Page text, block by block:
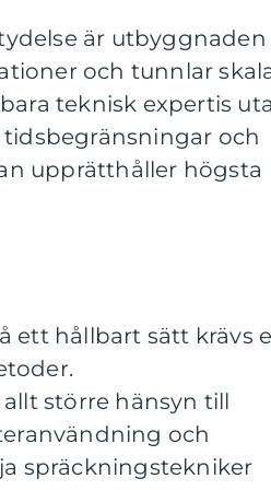
är utbyggnaden
och tunnlar
teknisk expertis
och
upprätthåller högsta
ett hållbart sätt krävs
större hänsyn till
och
spräckningstekniker